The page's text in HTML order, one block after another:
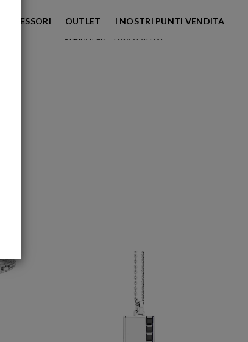
ACCESSORI OUTLET I NOSTRI PUNTI VENDITA
ORDINA PER
Nuovi arrivi